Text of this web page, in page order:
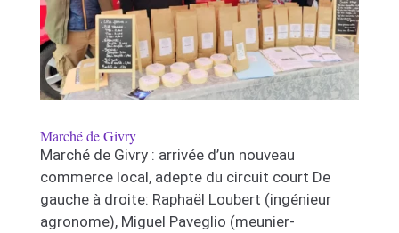
Marché de Givry
Marché de Givry : arrivée d’un nouveau
commerce local, adepte du circuit court De
gauche à droite: Raphaël Loubert (ingénieur
agronome), Miguel Paveglio (meunier-